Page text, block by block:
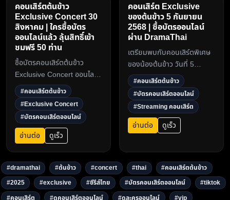
คอนเสิร์ตต้นข้าว
Exclusive Concert 30
สิงหาคม | ใครซื้อบัตร
ออนไลน์แล้ว ลุ้นสิทธิ์เข้า
ชมฟรี 50 ท่าน
ซื้อบัตรคอนเสิร์ตต้นข้าว
Exclusive Concert ออนไลน์
รับสิทธิ์ลุ้นเข้าชมหน้างานจริง
ฟรี 50 ท่าน วันที่ 30 สิงหาคม
2568 ลงทะเบียนได้ที่
DramaThai.com3
#คอนเสิร์ตต้นข้าว
#Exclusive Concert
#บัตรคอนเสิร์ตออนไลน์
อ่านต่อ ดูเร็ว
คอนเสิร์ต Exclusive
ของต้นข้าว 5 กันยายน
2568 | ซื้อบัตรออนไลน์
ผ่าน DramaThai
เตรียมพบกับคอนเสิร์ตพิเศษ
ของน้องต้นข้าว วันที่ 5
กันยายน 2568 รับชมแบบ
Streaming ออนไลน์ ซื้อบัตร
ออนไลน์ได้ที่
DramaThai.com โปรโมชั่นรา
คาพิเศษเพียง 199 บาท ถึง
31 สิงหาคมนี้3
#คอนเสิร์ตต้นข้าว
#บัตรคอนเสิร์ตออนไลน์
#Streaming คอนเสิร์ต
อ่านต่อ ดูเร็ว
#dramathai #ต้นข้าว #concert #thai
#คอนเสิร์ตต้นข้าว
#2025
#exclusive #ซีรีส์ไทย #บัตรคอนเสิร์ตออนไลน์
#tiktok
#คอนเสิร์ต
#ดูคอนเสิร์ตออนไลน์ #ดูละครออนไลน์ #vip